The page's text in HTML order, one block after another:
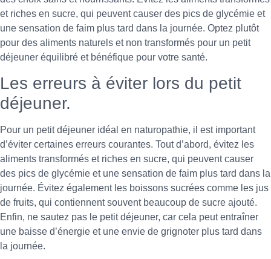
et riches en sucre, qui peuvent causer des pics de glycémie et
une sensation de faim plus tard dans la journée. Optez plutôt
pour des aliments naturels et non transformés pour un petit
déjeuner équilibré et bénéfique pour votre santé.
Les erreurs à éviter lors du petit
déjeuner.
Pour un petit déjeuner idéal en naturopathie, il est important
d’éviter certaines erreurs courantes. Tout d’abord, évitez les
aliments transformés et riches en sucre, qui peuvent causer
des pics de glycémie et une sensation de faim plus tard dans la
journée. Évitez également les boissons sucrées comme les jus
de fruits, qui contiennent souvent beaucoup de sucre ajouté.
Enfin, ne sautez pas le petit déjeuner, car cela peut entraîner
une baisse d’énergie et une envie de grignoter plus tard dans
la journée.